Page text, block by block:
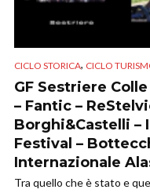
CICLO STORICA, CICLO
GF Sestriere
– Fantic –
Borghi&Castelli –
Festival –
Internazionale
Tra quello che è stato e